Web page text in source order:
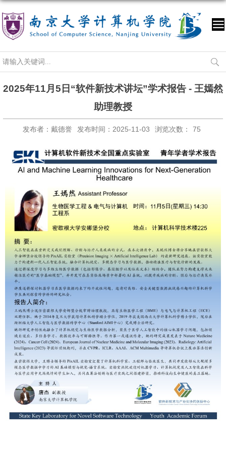
2025年11月5日“软件新技术讲坛”学术报告 - 王嫣然
助理教授
发布者：戴德誉 发布时间：2025-11-03 浏览次数： 75